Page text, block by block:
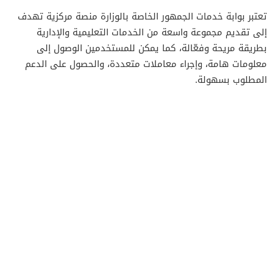
2
تعتبر بوابة خدمات الجمهور الخاصة بالوزارة منصة مركزية تهدف
إلى تقديم مجموعة واسعة من الخدمات التعليمية والإدارية
بطريقة مريحة وفعّالة، كما يمكن للمستخدمين الوصول إلى
معلومات هامة، وإجراء معاملات متعددة، والحصول على الدعم
المطلوب بسهولة.